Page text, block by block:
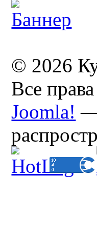
© 2026
Все
Joomla! —